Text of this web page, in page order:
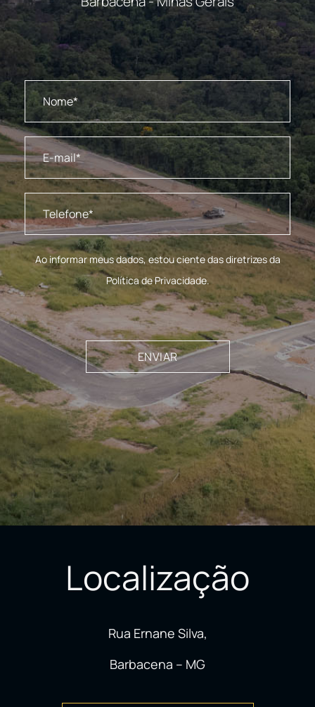
Ao informar meus dados, estou ciente das diretrizes da
Política de Privacidade.
Localização
Rua Ernane Silva,
Barbacena – MG